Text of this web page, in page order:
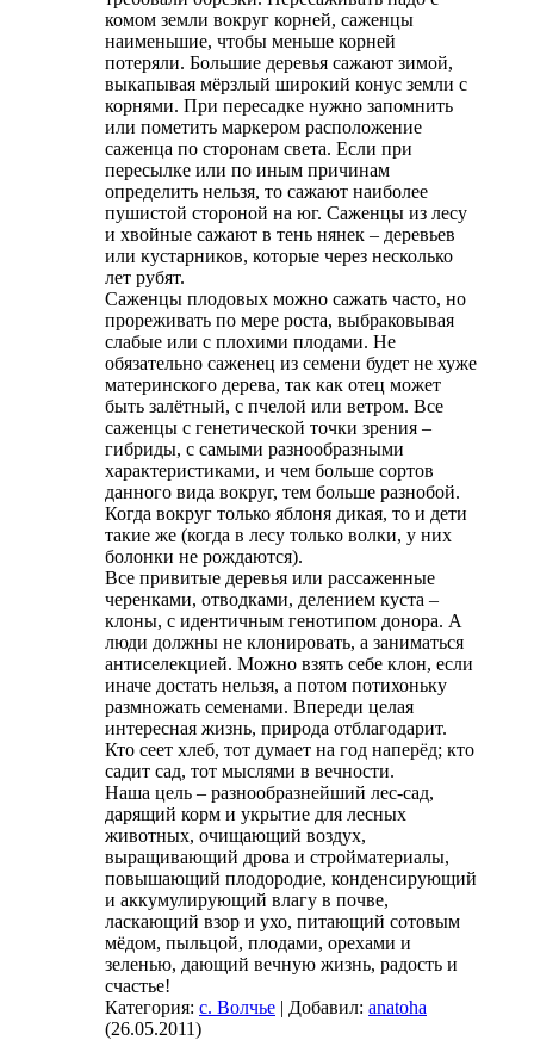
комом земли вокруг корней, саженцы
наименьшие, чтобы меньше корней
потеряли. Большие деревья сажают зимой,
выкапывая мёрзлый широкий конус земли с
корнями. При пересадке нужно запомнить
или пометить маркером расположение
саженца по сторонам света. Если при
пересылке или по иным причинам
определить нельзя, то сажают наиболее
пушистой стороной на юг. Саженцы из лесу
и хвойные сажают в тень нянек – деревьев
или кустарников, которые через несколько
лет рубят.
Саженцы плодовых можно сажать часто, но
прореживать по мере роста, выбраковывая
слабые или с плохими плодами. Не
обязательно саженец из семени будет не хуже
материнского дерева, так как отец может
быть залётный, с пчелой или ветром. Все
саженцы с генетической точки зрения –
гибриды, с самыми разнообразными
характеристиками, и чем больше сортов
данного вида вокруг, тем больше разнобой.
Когда вокруг только яблоня дикая, то и дети
такие же (когда в лесу только волки, у них
болонки не рождаются).
Все привитые деревья или рассаженные
черенками, отводками, делением куста –
клоны, с идентичным генотипом донора. А
люди должны не клонировать, а заниматься
антиселекцией. Можно взять себе клон, если
иначе достать нельзя, а потом потихоньку
размножать семенами. Впереди целая
интересная жизнь, природа отблагодарит.
Кто сеет хлеб, тот думает на год наперёд; кто
садит сад, тот мыслями в вечности.
Наша цель – разнообразнейший лес-сад,
дарящий корм и укрытие для лесных
животных, очищающий воздух,
выращивающий дрова и стройматериалы,
повышающий плодородие, конденсирующий
и аккумулирующий влагу в почве,
ласкающий взор и ухо, питающий сотовым
мёдом, пыльцой, плодами, орехами и
зеленью, дающий вечную жизнь, радость и
счастье!
Категория: с. Волчье | Добавил: anatoha
(26.05.2011)